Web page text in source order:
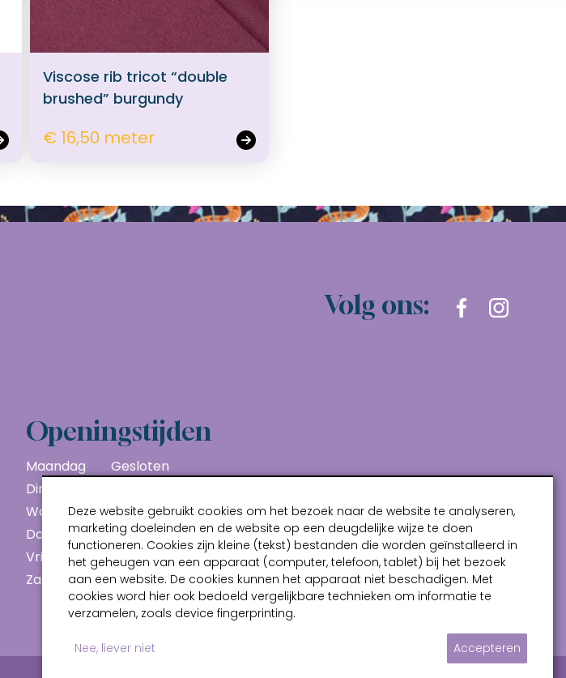
Viscose rib tricot “double
brushed” burgundy
€ 16,50 meter
Volg ons:
Openingstijden
Maandag
Gesloten
Dinsdag
Woensdag
10:00 - 17:00
Donderdag
10:00 - 17:00
Vrijdag
10:00 - 17:00
Zaterdag
10:00 - 17:00
Deze website gebruikt cookies om het bezoek naar de website te analyseren,
marketing doeleinden en de website op een deugdelijke wijze te doen
functioneren. Cookies zijn kleine (tekst) bestanden die worden geïnstalleerd in
het geheugen van een apparaat (computer, telefoon, tablet) bij het bezoek
aan een website. De cookies kunnen het apparaat niet beschadigen. Met
cookies word hier ook bedoeld vergelijkbare technieken om informatie te
verzamelen, zoals device fingerprinting.
Nee, liever niet Accepteren